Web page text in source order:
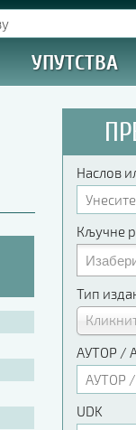
УПУТСТВА
Наслов
Кључне
Тип
АУТОР /
UDK